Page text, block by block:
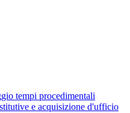
tempi procedimentali
e acquisizione d'ufficio